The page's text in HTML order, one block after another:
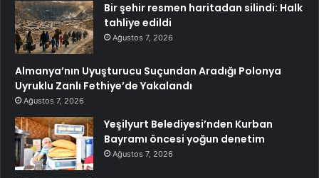
Bir şehir resmen haritadan silindi: Halk
tahliye edildi
Ağustos 7, 2026
Almanya’nın Uyuşturucu Suçundan Aradığı Polonya
Uyruklu Zanlı Fethiye’de Yakalandı
Ağustos 7, 2026
Yeşilyurt Belediyesi’nden Kurban
Bayramı öncesi yoğun denetim
Ağustos 7, 2026